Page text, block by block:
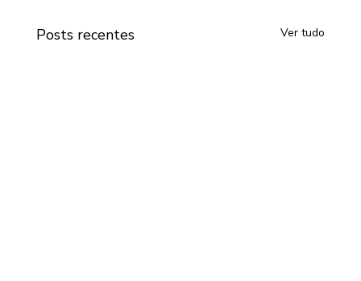
Posts recentes Ver tudo